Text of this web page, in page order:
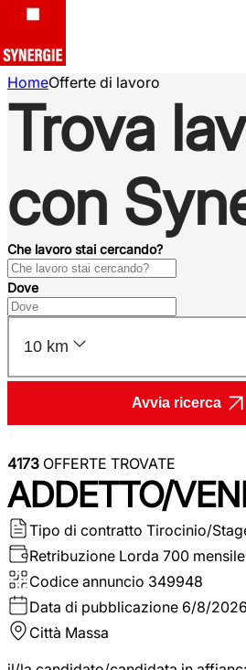
HomeOfferte di lavoro
Trova
con
Che lavoro stai cercando?
Dove
10 km
Avvia ricerca
4173 OFFERTE TROVATE
ADDETTO/
Tipo di contratto Tirocinio/
Retribuzione Lorda 700 mensile
Codice annuncio 349948
Data di pubblicazione 6/8/2026
Città Massa